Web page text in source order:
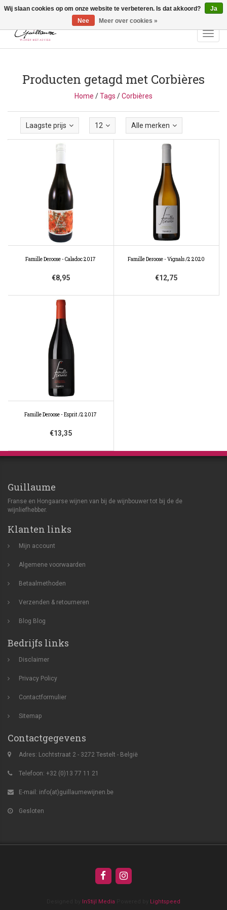
Vragen? Bel ons: +32 (0)13 - 77 11 21 - Winkel: Lochtstraat 2,
3272 Testelt -
info@guillaumewijnen.be
Producten getagd met Corbières
Home /Tags /Corbières
Laagste prijs 12 Alle merken
Famille Deroose - Caladoc 2017
€8,95
Famille Deroose - Vignals /2 2020
€12,75
Famille Deroose - Esprit /2 2017
€13,35
Guillaume
Franse en Hongaarse wijnen van bij de wijnbouwer tot bij de de
wijnliefhebber.
Klanten links
Mijn account
Algemene voorwaarden
Betaalmethoden
Verzenden & retourneren
Blog Blog
Bedrijfs links
Disclaimer
Privacy Policy
Contactformulier
Sitemap
Contactgegevens
Adres: Lochtstraat 2 - 3272 Testelt - België
Telefoon: +32 (0)13 77 11 21
E-mail: info(at)guillaumewijnen.be
Gesloten
InStijl Media Lightspeed
Wij slaan cookies op om onze website te verbeteren. Is dat akkoord?
Ja
Nee
Meer over cookies »